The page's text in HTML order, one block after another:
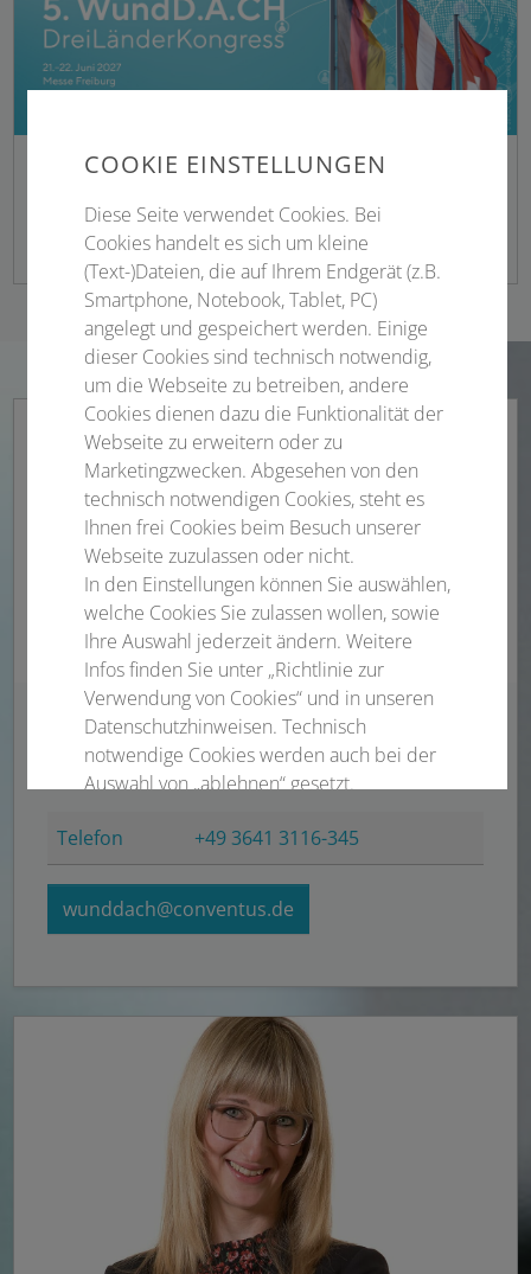
PPTX 9.94 MB
Jana Görls
Projektleitung
Telefon +49 3641 3116-345
wunddach@conventus.de
COOKIE EINSTELLUNGEN
Diese Seite verwendet Cookies. Bei
Cookies handelt es sich um kleine
(Text-)Dateien, die auf Ihrem Endgerät (z.B.
Smartphone, Notebook, Tablet, PC)
angelegt und gespeichert werden. Einige
dieser Cookies sind technisch notwendig,
um die Webseite zu betreiben, andere
Cookies dienen dazu die Funktionalität der
Webseite zu erweitern oder zu
Marketingzwecken. Abgesehen von den
technisch notwendigen Cookies, steht es
Ihnen frei Cookies beim Besuch unserer
Webseite zuzulassen oder nicht.
In den Einstellungen können Sie auswählen,
welche Cookies Sie zulassen wollen, sowie
Ihre Auswahl jederzeit ändern. Weitere
Infos finden Sie unter „Richtlinie zur
Verwendung von Cookies“ und in unseren
Datenschutzhinweisen. Technisch
notwendige Cookies werden auch bei der
Auswahl von „ablehnen“ gesetzt.
Notwendige Cookies
Statistisch
Alle auswählen
Ablehnen
Speichern